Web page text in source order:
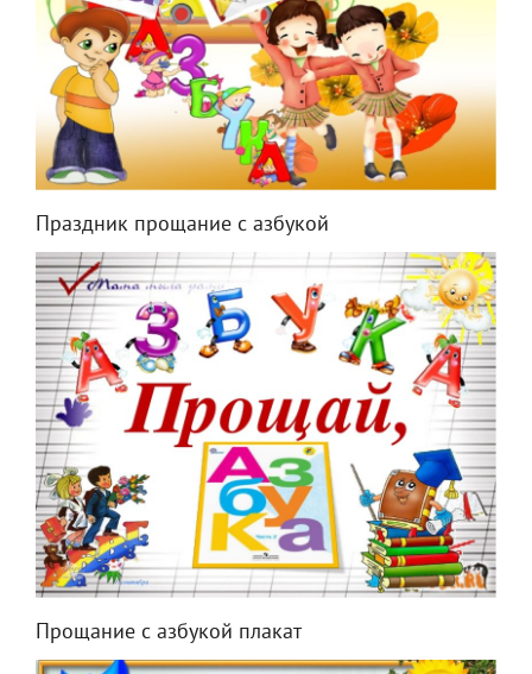
Праздник прощание с азбукой
Прощание с азбукой плакат